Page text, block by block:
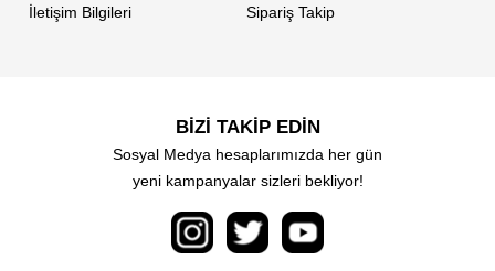
İletişim Bilgileri
Sipariş Takip
BİZİ TAKİP EDİN
Sosyal Medya hesaplarımızda her gün
yeni kampanyalar sizleri bekliyor!